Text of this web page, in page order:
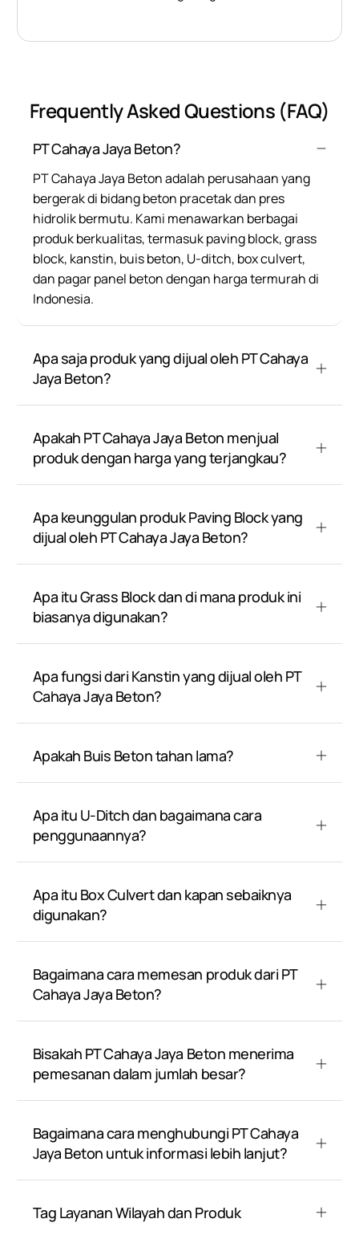
Frequently Asked Questions (FAQ)
PT Cahaya Jaya Beton?
PT Cahaya Jaya Beton adalah perusahaan yang
bergerak di bidang beton pracetak dan pres
hidrolik bermutu. Kami menawarkan berbagai
produk berkualitas, termasuk paving block, grass
block, kanstin, buis beton, U-ditch, box culvert,
dan pagar panel beton dengan harga termurah di
Indonesia.
Apa saja produk yang dijual oleh PT Cahaya
Jaya Beton?
Apakah PT Cahaya Jaya Beton menjual
produk dengan harga yang terjangkau?
Apa keunggulan produk Paving Block yang
dijual oleh PT Cahaya Jaya Beton?
Apa itu Grass Block dan di mana produk ini
biasanya digunakan?
Apa fungsi dari Kanstin yang dijual oleh PT
Cahaya Jaya Beton?
Apakah Buis Beton tahan lama?
Apa itu U-Ditch dan bagaimana cara
penggunaannya?
Apa itu Box Culvert dan kapan sebaiknya
digunakan?
Bagaimana cara memesan produk dari PT
Cahaya Jaya Beton?
Bisakah PT Cahaya Jaya Beton menerima
pemesanan dalam jumlah besar?
Bagaimana cara menghubungi PT Cahaya
Jaya Beton untuk informasi lebih lanjut?
Tag Layanan Wilayah dan Produk